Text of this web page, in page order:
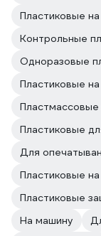
Пластиковые
Контрольные
Одноразовые
Пластиковые
Пластиковые
Для
Пластиковые
Пластиковые
На машину